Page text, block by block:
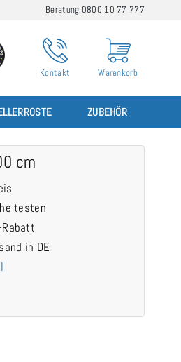
Beratung 0800 10 77 777
Kontakt Warenkorb
ZUBEHÖR
cm
testen
in DE